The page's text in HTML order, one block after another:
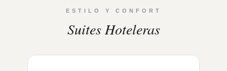
ESTILO Y CONFORT
Suites Hoteleras